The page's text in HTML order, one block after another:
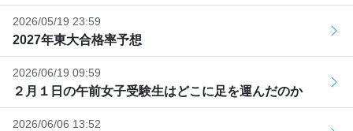
2026/05/19 23:59
2027年東大合格率予想
2026/06/19 09:59
２月１日の午前女子受験生はどこに足を運んだのか
2026/06/06 13:52